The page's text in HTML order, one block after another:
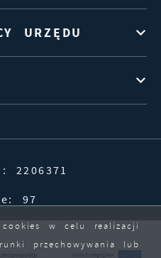
URZĘDU
2206371
97
w celu realizacji
przechowywania lub